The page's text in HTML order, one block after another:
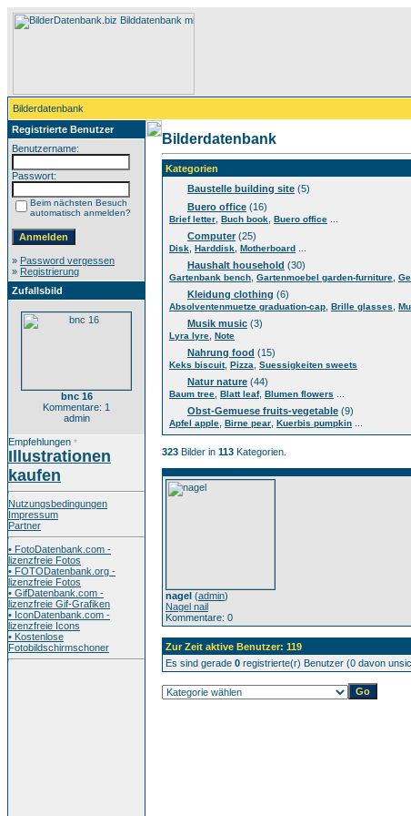
Bilderdatenbank
Registrierte Benutzer
Benutzername:
Passwort:
Beim nächsten Besuch
automatisch anmelden?
» Password vergessen
» Registrierung
Zufallsbild
bnc 16
Kommentare: 1
admin
Empfehlungen *
Illustrationen
kaufen
Nutzungsbedingungen
Impressum
Partner
• FotoDatenbank.com -
lizenzfreie Fotos
• FOTODatenbank.org -
lizenzfreie Fotos
• GifDatenbank.com -
lizenzfreie Gif-Grafiken
• IconDatenbank.com -
lizenzfreie Icons
• Kostenlose
Fotobildschirmschoner
Bilderdatenbank
Kategorien
Baustelle building site (5)
Buero office (16)
Brief letter Buch book Buero office
Computer(25)
Disk Harddisk Motherboard
Haushalt household (30)
Gartenbank bench Gartenmoebel garden-furniture
Kleidung clothing (6)
Absolventenmuetze graduation-cap Brille glasses
Musik music (3)
Lyra lyre Note
Nahrung food (15)
Keks biscuit, Pizza Suessigkeiten sweets
Natur nature (44)
Baum tree Blatt leaf, Blumen flowers
Obst-Gemuese fruits-vegetable (9)
Apfel apple Birne pear Kuerbis pumpkin
323 Bilder in 113 Kategorien.
nagel (admin)
Nagel nail
Kommentare: 0
Zur Zeit aktive Benutzer: 119
Es sind gerade 0 registrierte(r) Benutzer (0 davon